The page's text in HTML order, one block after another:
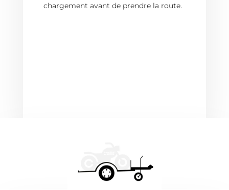
chargement avant de prendre la route.